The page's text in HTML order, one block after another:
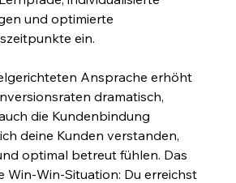
und optimierte
ein.
Ansprache erhöht
dramatisch,
die Kundenbindung
deine Kunden verstanden,
optimal betreut fühlen. Das
Win-Win-Situation: Du erreichst